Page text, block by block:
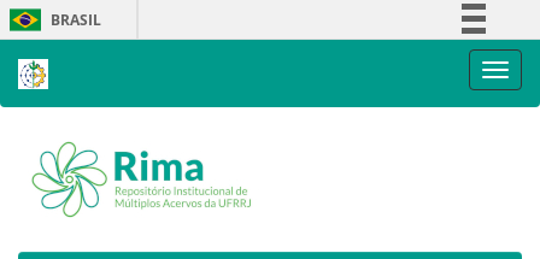
Skip
navigation
BRASIL